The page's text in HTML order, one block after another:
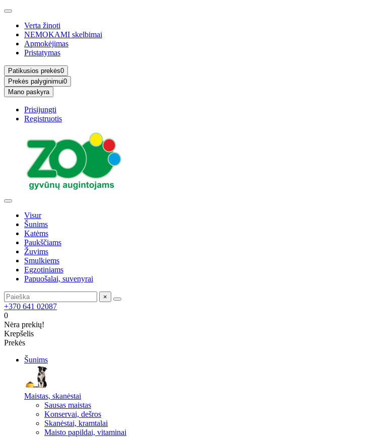
Verta žinoti
NEMOKAMI skelbimai
Apmokėjimas
Pristatymas
Patikusios prekės0
Prekės palyginimui0
Mano paskyra
Prisijungti
Registruotis
Visur
Šunims
Katėms
Paukščiams
Žuvims
Smulkiems
Egzotiniams
Papuošalai, suvenyrai
×
+370 641 02087
0
Nėra prekių!
Krepšelis
Prekės
Šunims
Maistas, skanėstai
Sausas maistas
Konservai, dešros
Skanėstai, kramtalai
Maisto papildai, vitaminai